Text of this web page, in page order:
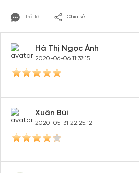
Trả lời Chia sẻ
Hà Thị Ngọc Ánh
2020-06-06 11:37:15
Xuân Bùi
2020-05-31 22:25:12